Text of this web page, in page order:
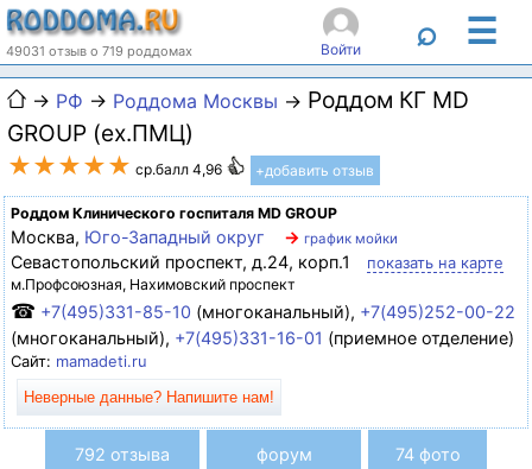
49031 отзыв о 719 роддомах Войти ⌕ ☰
→ РФ → Роддома Москвы → Роддом КГ MD
GROUP (ex.ПМЦ)
★★★★★ ср.балл 4,96 +добавить отзыв
Роддом Клинического госпиталя MD GROUP
Москва, Юго-Западный округ → график мойки
Севастопольский проспект, д.24, корп.1 показать на карте
м.Профсоюзная, Нахимовский проспект
☎ +7(495)331-85-10 (многоканальный), +7(495)252-00-22
(многоканальный), +7(495)331-16-01 (приемное отделение)
Сайт: mamadeti.ru
Неверные данные? Напишите нам!
792 отзыва форум 74 фото